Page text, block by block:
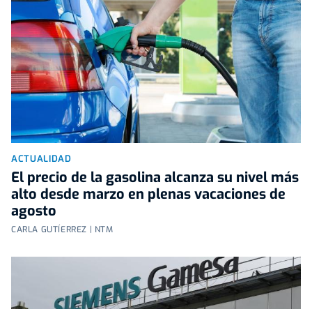
ACTUALIDAD
El precio de la gasolina alcanza su nivel más
alto desde marzo en plenas vacaciones de
agosto
CARLA GUTÍERREZ | NTM